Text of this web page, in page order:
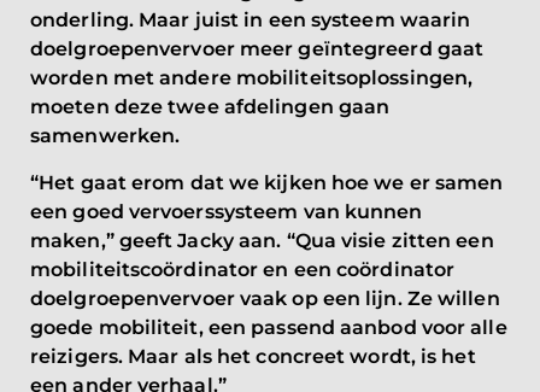
onderling. Maar juist in een systeem waarin
doelgroepenvervoer meer geïntegreerd gaat
worden met andere mobiliteitsoplossingen,
moeten deze twee afdelingen gaan
samenwerken.
“Het gaat erom dat we kijken hoe we er samen
een goed vervoerssysteem van kunnen
maken,” geeft Jacky aan. “Qua visie zitten een
mobiliteitscoördinator en een coördinator
doelgroepenvervoer vaak op een lijn. Ze willen
goede mobiliteit, een passend aanbod voor alle
reizigers. Maar als het concreet wordt, is het
een ander verhaal.”